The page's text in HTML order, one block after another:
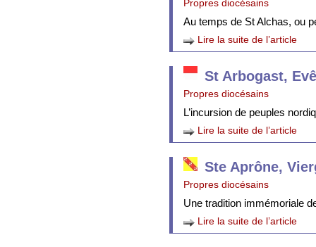
Propres diocésains
Au temps de St Alchas, ou
Lire la suite de l’article
St Arbogast,
Propres diocésains
L’incursion de peuples
Lire la suite de l’article
Ste Aprône,
Propres diocésains
Une tradition immémoriale
Lire la suite de l’article